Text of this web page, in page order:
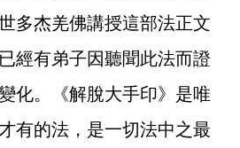
多杰羌佛講授這部法正文
經有弟子因聽聞此法而證
化。《解脫大手印》是唯
有的法，是一切法中之最